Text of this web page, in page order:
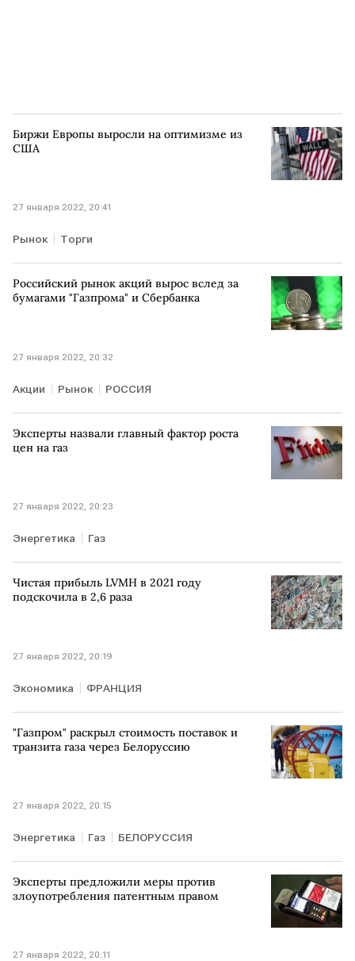
Биржи Европы выросли на оптимизме из
США
27 января 2022, 20:41
Рынок Торги
Российский рынок акций вырос вслед за
бумагами "Газпрома" и Сбербанка
27 января 2022, 20:32
Акции Рынок РОССИЯ
Эксперты назвали главный фактор роста
цен на газ
27 января 2022, 20:23
Энергетика Газ
Чистая прибыль LVMH в 2021 году
подскочила в 2,6 раза
27 января 2022, 20:19
Экономика ФРАНЦИЯ
"Газпром" раскрыл стоимость поставок и
транзита газа через Белоруссию
27 января 2022, 20:15
Энергетика Газ БЕЛОРУССИЯ
Эксперты предложили меры против
злоупотребления патентным правом
27 января 2022, 20:11